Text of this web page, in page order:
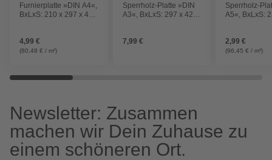
Furnierplatte »DIN A4«,
BxLxS: 210 x 297 x 4
4,99 €
(80,48 € / m²)
Sperrholz-Platte »DIN
A3«, BxLxS: 297 x 420
7,99 €
Sperrholz-
A5«, BxLxS:
2,99 €
(96,45 € / m²)
Newsletter: Zusammen
machen wir Dein Zuhause zu
einem schöneren Ort.